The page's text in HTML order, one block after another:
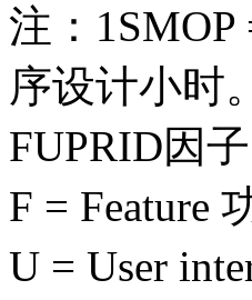
注：
序设计小时。
FUPRID因
F = Feature
U = User